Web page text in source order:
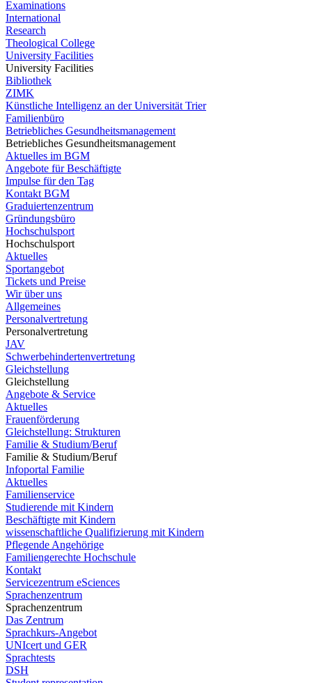
Examinations
International
Research
Theological College
University Facilities
University Facilities
Bibliothek
ZIMK
Künstliche Intelligenz an der Universität Trier
Familienbüro
Betriebliches Gesundheitsmanagement
Betriebliches Gesundheitsmanagement
Aktuelles im BGM
Angebote für Beschäftigte
Impulse für den Tag
Kontakt BGM
Graduiertenzentrum
Gründungsbüro
Hochschulsport
Hochschulsport
Aktuelles
Sportangebot
Tickets und Preise
Wir über uns
Allgemeines
Personalvertretung
Personalvertretung
JAV
Schwerbehindertenvertretung
Gleichstellung
Gleichstellung
Angebote & Service
Aktuelles
Frauenförderung
Gleichstellung: Strukturen
Familie & Studium/Beruf
Familie & Studium/Beruf
Infoportal Familie
Aktuelles
Familienservice
Studierende mit Kindern
Beschäftigte mit Kindern
wissenschaftliche Qualifizierung mit Kindern
Pflegende Angehörige
Familiengerechte Hochschule
Kontakt
Servicezentrum eSciences
Sprachenzentrum
Sprachenzentrum
Das Zentrum
Sprachkurs-Angebot
UNIcert und GER
Sprachtests
DSH